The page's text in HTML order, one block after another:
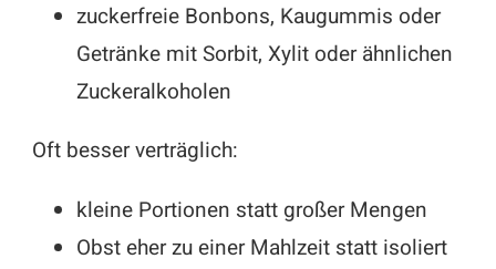
zuckerfreie Bonbons, Kaugummis oder
Getränke mit Sorbit, Xylit oder ähnlichen
Zuckeralkoholen
Oft besser verträglich:
kleine Portionen statt großer Mengen
Obst eher zu einer Mahlzeit statt isoliert